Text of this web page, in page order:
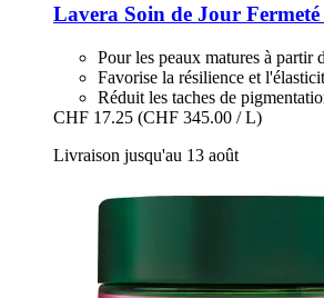
Lavera Soin de Jour
Pour les peaux matures à partir
Favorise la résilience et
Réduit les taches de
CHF 17.25 (CHF 345.00 / L)
Livraison jusqu'au 13 août